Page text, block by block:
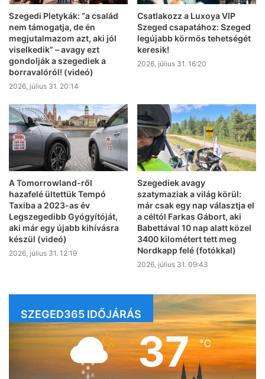
Szegedi Pletykák: “a család
nem támogatja, de én
megjutalmazom azt, aki jól
viselkedik” – avagy ezt
gondolják a szegediek a
borravalóról! (videó)
2026, július 31. 20:14
Csatlakozz a Luxoya VIP
Szeged csapatához: Szeged
legújabb körmös tehetségét
keresik!
2026, július 31. 16:20
A Tomorrowland-ről
hazafelé ültettük Tempó
Taxiba a 2023-as év
Legszegedibb Gyógyítóját,
aki már egy újabb kihívásra
készül (videó)
2026, július 31. 12:19
Szegediek avagy
szatymaziak a világ körül:
már csak egy nap választja el
a céltól Farkas Gábort, aki
Babettával 10 nap alatt közel
3400 kilométert tett meg
Nordkapp felé (fotókkal)
2026, július 31. 09:43
SZEGED365 IDŐJÁRÁS
37℃